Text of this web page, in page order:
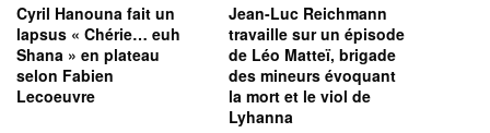
Cyril Hanouna fait un
lapsus « Chérie… euh
Shana » en plateau
selon Fabien
Lecoeuvre
Jean-Luc Reichmann
travaille sur un épisode
de Léo Matteï, brigade
des mineurs évoquant
la mort et le viol de
Lyhanna